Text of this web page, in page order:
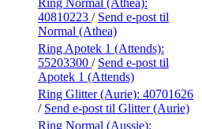
40810223 / Send e-post til
Normal (Athea)
Ring Apotek 1 (Attends):
55203300 / Send e-post til
Apotek 1 (Attends)
Ring Glitter (Aurie): 40701626
/ Send e-post til Glitter (Aurie)
Ring Normal (Aussie):